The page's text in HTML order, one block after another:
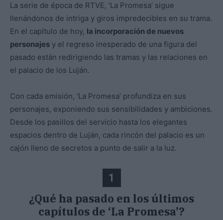
La serie de época de RTVE, ‘La Promesa’ sigue
llenándonos de intriga y giros impredecibles en su trama.
En el capítulo de hoy, la incorporación de nuevos
personajes y el regreso inesperado de una figura del
pasado están redirigiendo las tramas y las relaciones en
el palacio de los Luján.
Con cada emisión, ‘La Promesa’ profundiza en sus
personajes, exponiendo sus sensibilidades y ambiciones.
Desde los pasillos del servicio hasta los elegantes
espacios dentro de Luján, cada rincón del palacio es un
cajón lleno de secretos a punto de salir a la luz.
1
¿Qué ha pasado en los últimos
capítulos de ‘La Promesa’?